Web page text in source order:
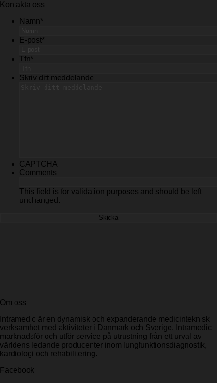
Kontakta oss
Namn*
E-post*
Tfn*
Skriv ditt meddelande
CAPTCHA
Comments
This field is for validation purposes and should be left
unchanged.
Om oss
Intramedic är en dynamisk och expanderande medicinteknisk
verksamhet med aktiviteter i Danmark och Sverige. Intramedic
marknadsför och utför service på utrustning från ett urval av
världens ledande producenter inom lungfunktionsdiagnostik,
kardiologi och rehabilitering.
Facebook